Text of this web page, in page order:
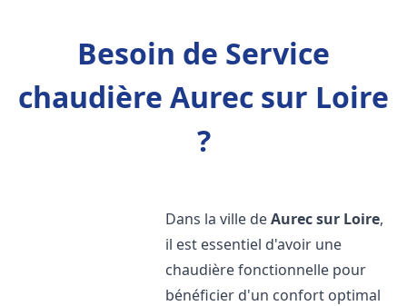
Besoin de Service
chaudière Aurec sur Loire
?
Dans la ville deAurec sur Loire,
il est essentiel d'avoir une
chaudière fonctionnelle pour
bénéficier d'un confort optimal